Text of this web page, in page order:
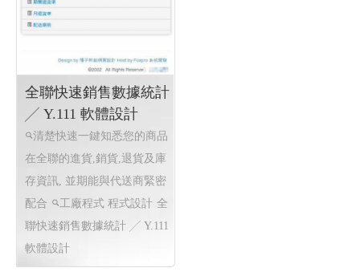
雄程式設計高雄網頁設計
EPR系統 全省訂貨系統 全省
配送系統 結帳系統 配送簽收
系統...